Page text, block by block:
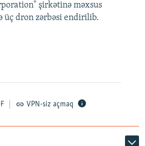
şirkətinə məxsus
üç dron zərbəsi endirilib.
VPN-siz açmaq